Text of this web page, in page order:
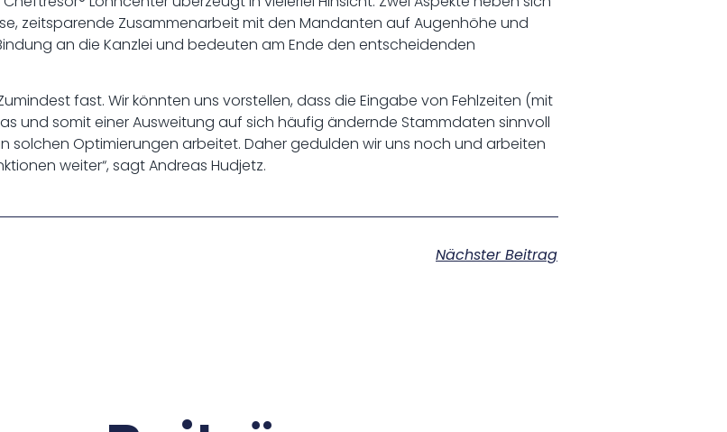
zeitsparende Zusammenarbeit mit den Mandanten auf Augenhöhe und
an die Kanzlei und bedeuten am Ende den entscheidenden
fast. Wir könnten uns vorstellen, dass die Eingabe von Fehlzeiten (mit
und somit einer Ausweitung auf sich häufig ändernde Stammdaten sinnvoll
solchen Optimierungen arbeitet. Daher gedulden wir uns noch und arbeiten
weiter“, sagt Andreas Hudjetz.
Nächster Beitrag